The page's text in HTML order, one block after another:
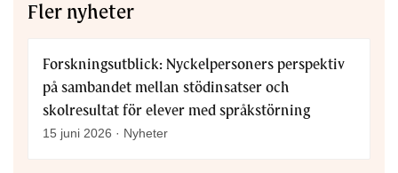
Fler nyheter
Forskningsutblick: Nyckelpersoners perspektiv
på sambandet mellan stödinsatser och
skolresultat för elever med språkstörning
15 juni 2026 · Nyheter